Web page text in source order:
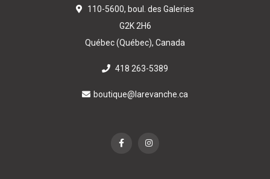
110-5600, boul. des Galeries
G2K 2H6
Québec (Québec), Canada
418 263-5389
boutique@larevanche.ca